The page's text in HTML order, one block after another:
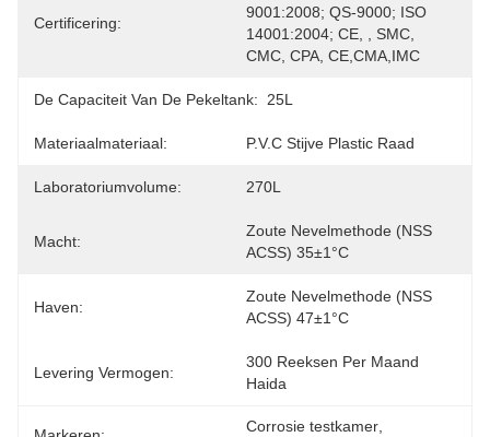
Certificering:
9001:2008; QS-9000; ISO
14001:2004; CE, , SMC,
CMC, CPA, CE,CMA,IMC
De Capaciteit Van De Pekeltank: 25L
Materiaalmateriaal: P.V.C Stijve Plastic Raad
Laboratoriumvolume: 270L
Macht:
Zoute Nevelmethode (NSS
ACSS) 35±1°C
Haven:
Zoute Nevelmethode (NSS
ACSS) 47±1°C
Levering Vermogen:
300 Reeksen Per Maand
Haida
Corrosie testkamer